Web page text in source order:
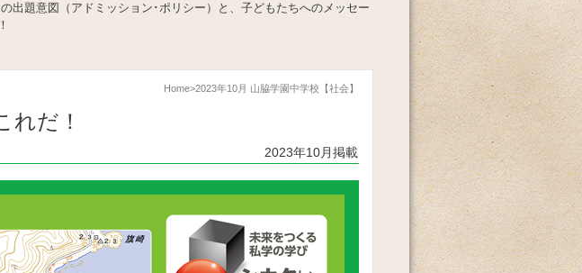
出題意図（アドミッション･ポリシー）と、子どもたちへのメッセー
Home 2023年10月 山脇学園中学校【社会】
れだ！
2023年10月掲載